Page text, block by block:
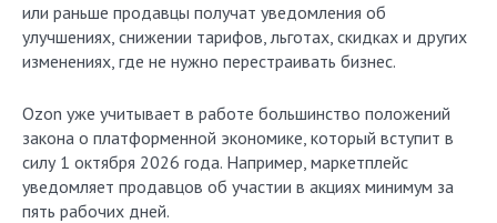
или раньше продавцы получат уведомления об
улучшениях, снижении тарифов, льготах, скидках и других
изменениях, где не нужно перестраивать бизнес.
Ozon уже учитывает в работе большинство положений
закона о платформенной экономике, который вступит в
силу 1 октября 2026 года. Например, маркетплейс
уведомляет продавцов об участии в акциях минимум за
пять рабочих дней.